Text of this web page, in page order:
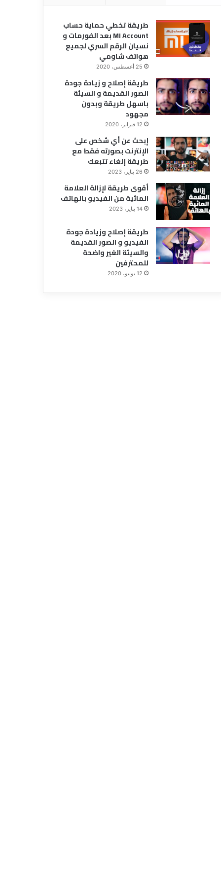
طريقة تخطي حماية حساب
MI Account بعد الفورمات و
نسيان الرقم السري لجميع
هواتف شاومي
25 أغسطس، 2020
طريقة إصلاح و زيادة جودة
الصور القديمة و السيئة
باسهل طريقة وبدون
مجهود
12 فبراير، 2020
إبحث عن أي شخص على
الإنترنت بصورته فقط مع
طريقة إلغاء تتبعك
26 يناير، 2023
أقوى طريقة لإزالة العلامة
المائية من الفيديو بالهاتف
14 يناير، 2023
طريقة إصلاح وزيادة جودة
الفيديو و الصور القديمة
والسيئة الغير واضحة
للمحترفين
12 يونيو، 2020